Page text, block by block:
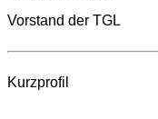
Vorstand der TGL
Kurzprofil